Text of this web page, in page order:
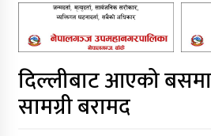
दिल्लीबाट आएको
सामग्री बरामद